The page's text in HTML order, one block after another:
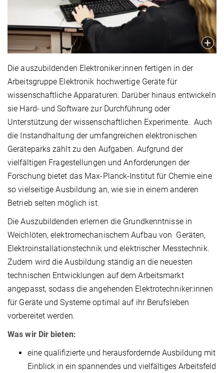
Die auszubildenden Elektroniker:innen fertigen in der
Arbeitsgruppe Elektronik hochwertige Geräte für
wissenschaftliche Apparaturen. Darüber hinaus entwickeln
sie Hard- und Software zur Durchführung oder
Unterstützung der wissenschaftlichen Experimente. Auch
die Instandhaltung der umfangreichen elektronischen
Geräteparks zählt zu den Aufgaben. Aufgrund der
vielfältigen Fragestellungen und Anforderungen der
Forschung bietet das Max-Planck-Institut für Chemie eine
so vielseitige Ausbildung an, wie sie in einem anderen
Betrieb selten möglich ist.
Die Auszubildenden erlernen die Grundkenntnisse in
Weichlöten, elektromechanischem Aufbau von Geräten,
Elektroinstallationstechnik und elektrischer Messtechnik.
Zudem wird die Ausbildung ständig an die neuesten
technischen Entwicklungen auf dem Arbeitsmarkt
angepasst, sodass die angehenden Elektrotechniker:innen
für Geräte und Systeme optimal auf ihr Berufsleben
vorbereitet werden.
Was wir Dir bieten:
eine qualifizierte und herausfordernde Ausbildung mit
Einblick in ein spannendes und vielfältiges Arbeitsfeld